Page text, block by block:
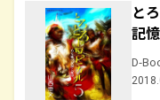
と
記
D-